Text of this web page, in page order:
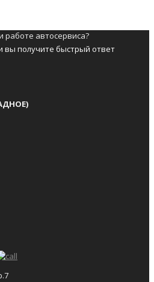
работе автосервиса?
вы получите быстрый ответ